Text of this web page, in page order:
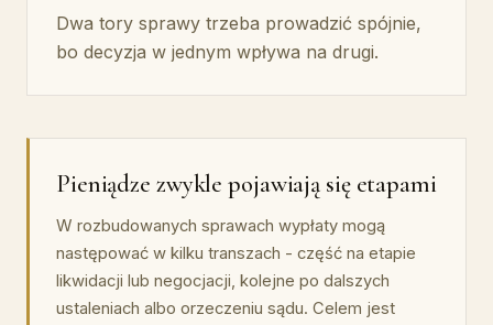
Dwa tory sprawy trzeba prowadzić spójnie,
bo decyzja w jednym wpływa na drugi.
Pieniądze zwykle pojawiają się etapami
W rozbudowanych sprawach wypłaty mogą
następować w kilku transzach - część na etapie
likwidacji lub negocjacji, kolejne po dalszych
ustaleniach albo orzeczeniu sądu. Celem jest